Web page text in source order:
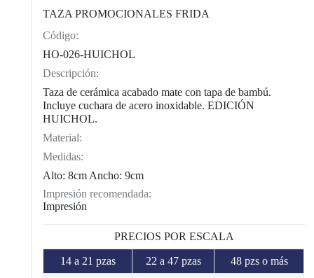
TAZA PROMOCIONALES FRIDA
Código:
HO-026-HUICHOL
Descripción:
Taza de cerámica acabado mate con tapa de bambú.
Incluye cuchara de acero inoxidable. EDICIÓN
HUICHOL.
Material:
Medidas:
Alto: 8cm Ancho: 9cm
Impresión recomendada:
Impresión
PRECIOS POR ESCALA
14 a 21 pzas 22 a 47 pzas 48 pzs o más